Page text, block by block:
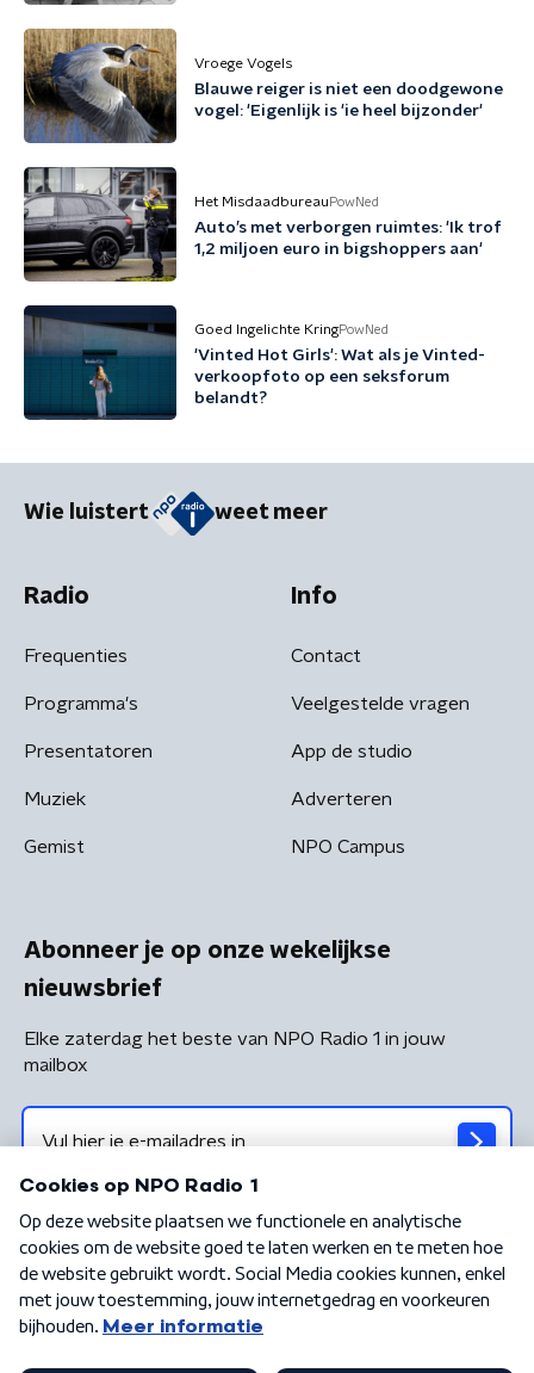
Vroege Vogels
Blauwe reiger is niet een doodgewone
vogel: 'Eigenlijk is 'ie heel bijzonder'
Het Misdaadbureau PowNed
Auto’s met verborgen ruimtes: 'Ik trof
1,2 miljoen euro in bigshoppers aan'
Goed Ingelichte KringPowNed
'Vinted Hot Girls': Wat als je Vinted-
verkoopfoto op een seksforum
belandt?
Wie luistert weet meer
Radio
Frequenties
Programma's
Presentatoren
Muziek
Gemist
Info
Contact
Veelgestelde vragen
App de studio
Adverteren
NPO Campus
Abonneer je op onze wekelijkse
nieuwsbrief
Elke zaterdag het beste van NPO Radio 1 in jouw
mailbox
Algemene voorwaarden